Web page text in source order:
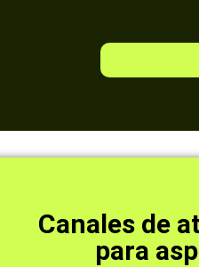
Canales de
para